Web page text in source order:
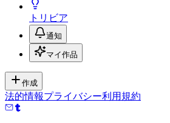
トリビア
通知
マイ作品
作成
法的情報プライバシー利用規約